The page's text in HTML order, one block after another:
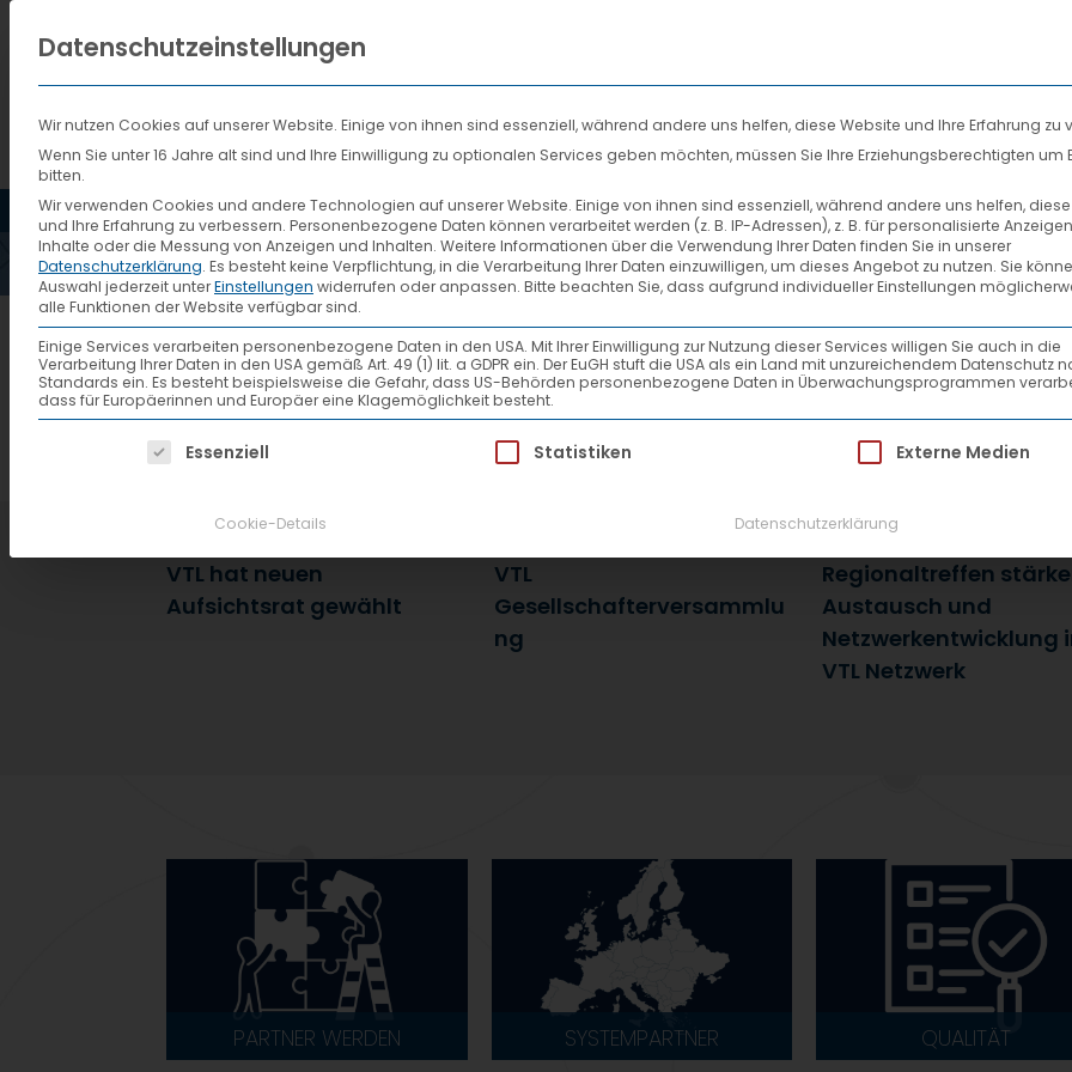
HOME AKTUELLES VTL DIENSTLEISTUNGEN SYSTEMPARTNER
ZERTIFIKAT-171117034_1-ISO-
GER-1
Zertifikat-171117034_1-ISO-14001-ger-1
VTL hat neuen
Aufsichtsrat gewählt
VTL
Gesellschafterversammlu
ng
25. Juni 2026
Regionaltreffen
Austausch und
Netzwerkentwicklung
VTL Netzwerk
PARTNER WERDEN SYSTEMPARTNER QUALITÄT
Datenschutzeinstellungen
Wir nutzen Cookies auf unserer Website. Einige von ihnen sind essenziell, während andere uns helfen, diese Website und Ihre Erfahrung zu
Wenn Sie unter 16 Jahre alt sind und Ihre Einwilligung zu optionalen Services geben möchten, müssen Sie Ihre Erziehungsberechtigten um
bitten.
Wir verwenden Cookies und andere Technologien auf unserer Website. Einige von ihnen sind essenziell, während andere uns helfen,
und Ihre Erfahrung zu verbessern. Personenbezogene Daten können verarbeitet werden (z. B. IP-Adressen), z. B. für personalisierte
Inhalte oder die Messung von Anzeigen und Inhalten. Weitere Informationen über die Verwendung Ihrer Daten finden Sie in unserer
Datenschutzerklärung. Es besteht keine Verpflichtung, in die Verarbeitung Ihrer Daten einzuwilligen, um dieses Angebot zu nutzen. Sie
Auswahl jederzeit unterEinstellungen widerrufen oder anpassen. Bitte beachten Sie, dass aufgrund individueller Einstellungen
alle Funktionen der Website verfügbar sind.
Einige Services verarbeiten personenbezogene Daten in den USA. Mit Ihrer Einwilligung zur Nutzung dieser Services willigen Sie auch in die
Verarbeitung Ihrer Daten in den USA gemäß Art. 49 (1) lit. a GDPR ein. Der EuGH stuft die USA als ein Land mit unzureichendem Datenschutz
Standards ein. Es besteht beispielsweise die Gefahr, dass US-Behörden personenbezogene Daten in Überwachungsprogrammen
dass für Europäerinnen und Europäer eine Klagemöglichkeit besteht.
Es folgt eine Liste der Service-Gruppen, für die eine Einwilligung erteilt werden
Essenziell Statistiken Externe Medien
Cookie-Details Datenschutzerklärung